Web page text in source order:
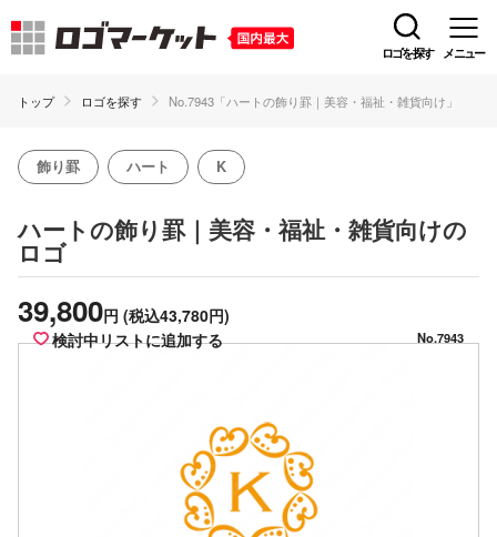
ロゴを探す メニュー
トップ ロゴを探す No.7943「ハートの飾り罫｜美容・福祉・雑貨向け」
飾り罫 ハート K
ハートの飾り罫｜美容・福祉・雑貨向けの
ロゴ
39,800円 (税込43,780円)
検討中リストに追加する
No.7943